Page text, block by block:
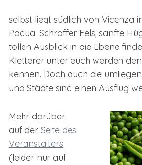
selbst liegt südlich von Vicenza
Padua. Schroffer Fels, sanfte
tollen Ausblick in die Ebene
Kletterer unter euch werden
kennen. Doch auch die
und Städte sind einen Ausflug
Mehr darüber
auf der Seite des
Veranstalters
(leider nur auf